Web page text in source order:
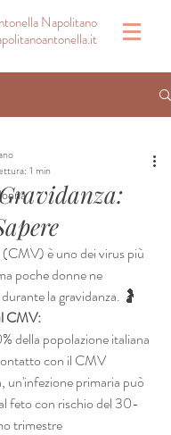
Napolitano
1 min
è uno dei virus più
poche donne ne
la gravidanza. 🤰
CMV:
della popolazione italiana
con il CMV
un'infezione primaria può
feto con rischio del 30-
trimestre